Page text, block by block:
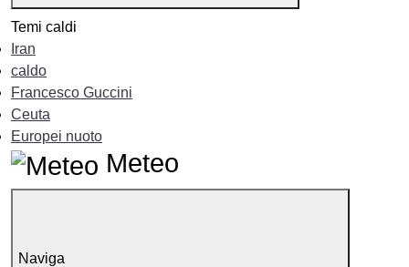
Temi caldi
Iran
caldo
Francesco Guccini
Ceuta
Europei nuoto
Meteo
Naviga